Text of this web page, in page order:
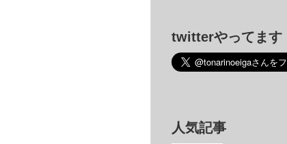
twitterやってます
人気記事